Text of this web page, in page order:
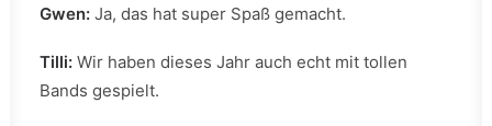
Gwen: Ja, das hat super Spaß gemacht.
Tilli: Wir haben dieses Jahr auch echt mit tollen
Bands gespielt.